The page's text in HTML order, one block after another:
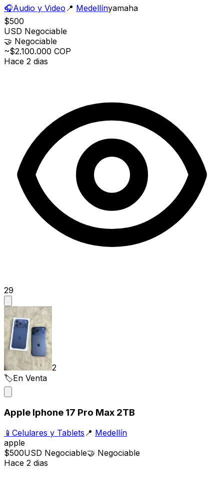
🎧Audio y Video 📍 Medellínyamaha
$500
USD Negociable
🤝 Negociable
~$2.100.000 COP
Hace 2 dias
29
2
🏷️En Venta
Apple Iphone 17 Pro Max 2TB
📱 Celulares y Tablets 📍 Medellín
apple
$500USD Negociable🤝 Negociable
Hace 2 dias